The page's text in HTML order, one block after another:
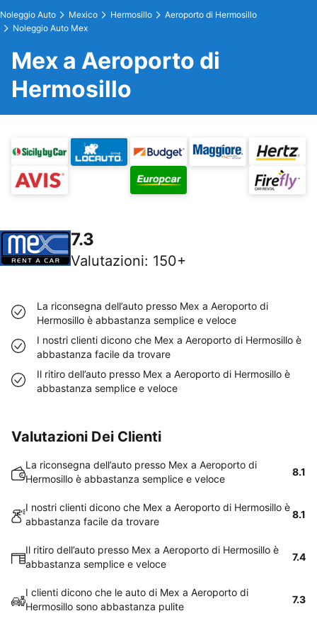
Noleggio Auto Mexico Hermosillo
Aeroporto di Hermosillo
Noleggio Auto Mex
Mex a Aeroporto di
Hermosillo
7.3
Valutazioni: 150+
La riconsegna dell’auto presso Mex a Aeroporto di
Hermosillo è abbastanza semplice e veloce
I nostri clienti dicono che Mex a Aeroporto di Hermosillo è
abbastanza facile da trovare
Il ritiro dell’auto presso Mex a Aeroporto di Hermosillo è
abbastanza semplice e veloce
Valutazioni Dei Clienti
La riconsegna dell’auto presso Mex a Aeroporto di
Hermosillo è abbastanza semplice e veloce
8.1
I nostri clienti dicono che Mex a Aeroporto di Hermosillo è
abbastanza facile da trovare
8.1
Il ritiro dell’auto presso Mex a Aeroporto di Hermosillo è
abbastanza semplice e veloce
7.4
I clienti dicono che le auto di Mex a Aeroporto di
Hermosillo sono abbastanza pulite
7.3